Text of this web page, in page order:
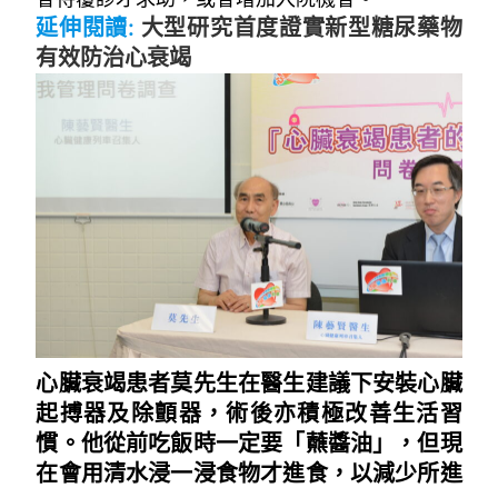
延伸閱讀: 大型研究首度證實新型糖尿藥物
有效防治心衰竭
心臟衰竭患者莫先生在醫生建議下安裝心臟
起搏器及除顫器，術後亦積極改善生活習
慣。他從前吃飯時一定要「蘸醬油」，但現
在會用清水浸一浸食物才進食，以減少所進